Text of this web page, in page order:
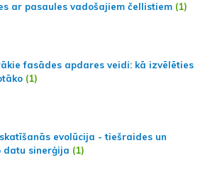
ar pasaules vadošajiem čellistiem (1)
fasādes apdares veidi: kā izvēlēties
(1)
evolūcija - tiešraides un
datu sinerģija (1)